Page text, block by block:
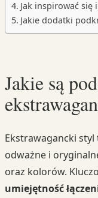
Jak inspirować
Jakie dodatki
Jakie są
Ekstrawagancki
odważne i
oraz kolorów.
umiejętność